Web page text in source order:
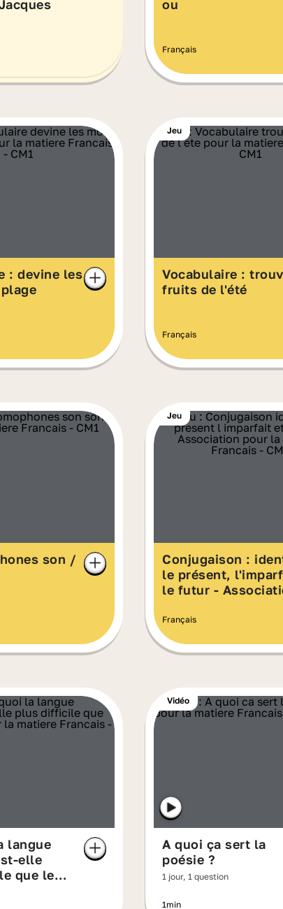
ou
Français
: devine les
Jeu
Vocabulaire :
fruits de l'été
Français
son /
Jeu
Conjugaison :
le présent,
le futur -
Français
langue
elle
que les
Vidéo
A quoi ça sert la
poésie ?
1 jour, 1 question
1min